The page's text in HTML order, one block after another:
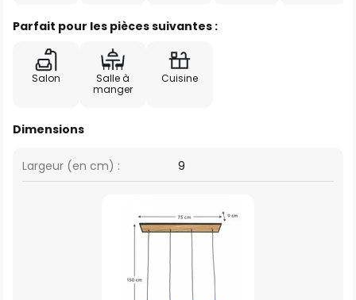
Parfait pour les pièces suivantes :
Salon
Salle à
manger
Cuisine
Dimensions
Largeur (en cm) : 9